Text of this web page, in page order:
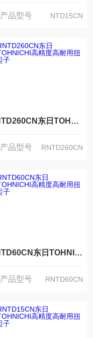
产品型号 NTD15CN
RNTD260CN东日TOHNICHI高精度高耐用扭力起子
产品型号 RNTD260CN
RNTD60CN东日TOHNICHI高精度高耐用扭力起子
产品型号 RNTD60CN